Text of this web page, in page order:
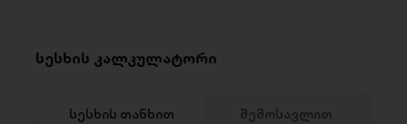
სესხის კალკულატორი
სესხის თანხით შემოსავლით